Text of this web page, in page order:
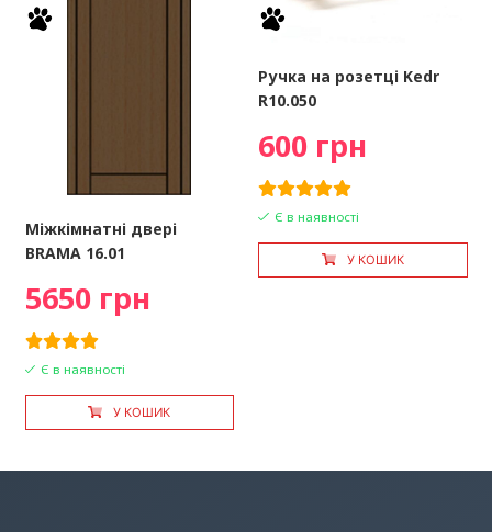
Міжкімнатні двері
BRAMA 16.01
5650 грн
Є в наявності
У КОШИК
Ручка на розетці Kedr
R10.050
600 грн
Є в наявності
У КОШИК